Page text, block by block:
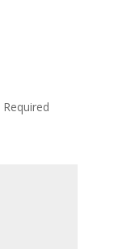
Required